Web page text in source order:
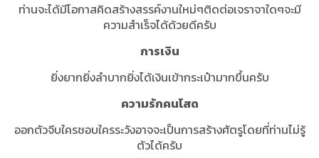
ท่านจะได้มีโอกาสคิดสร้างสรรค์งานใหม่ๆติดต่อเจราจาใดๆจะมี
ความสำเร็จได้ด้วยดีครับ
การเงิน
ยิ่งยากยิ่งลำบากยิ่งได้เงินเข้ากระเป๋ามากขึ้นครับ
ความรักคนโสด
ออกตัวจีบใครชอบใครระวังอาจจะเป็นการสร้างศัตรูโดยที่ท่านไม่รู้
ตัวได้ครับ